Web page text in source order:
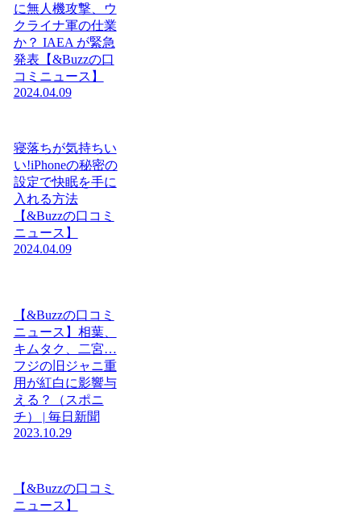
に無人機攻撃、ウ
クライナ軍の仕業
か？ IAEA が緊急
発表【&Buzzの口
コミニュース】
2024.04.09
寝落ちが気持ちい
い!iPhoneの秘密の
設定で快眠を手に
入れる方法
【&Buzzの口コミ
ニュース】
2024.04.09
【&Buzzの口コミ
ニュース】相葉、
キムタク、二宮…
フジの旧ジャニ重
用が紅白に影響与
える？（スポニ
チ） | 毎日新聞
2023.10.29
【&Buzzの口コミ
ニュース】